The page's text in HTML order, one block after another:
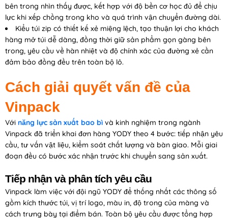
bên trong nhìn thấy được, kết hợp với độ bền cơ học đủ để chịu
lực khi xếp chồng trong kho và quá trình vận chuyển đường dài.
Kiểu túi zip có thiết kế xẻ miệng lệch, tạo thuận lợi cho khách
hàng mở túi dễ dàng, đồng thời giữ sản phẩm gọn gàng bên
trong, yêu cầu về hàn nhiệt và độ chính xác của đường xẻ cần
đảm bảo đồng đều trên toàn bộ lô.
Cách giải quyết vấn đề của
Vinpack
Với năng lực sản xuất bao bì và kinh nghiệm trong ngành
Vinpack đã triển khai đơn hàng YODY theo 4 bước: tiếp nhận yêu
cầu, tư vấn vật liệu, kiểm soát chất lượng và bàn giao. Mỗi giai
đoạn đều có bước xác nhận trước khi chuyển sang sản xuất.
Tiếp nhận và phân tích yêu cầu
Vinpack làm việc với đội ngũ YODY để thống nhất các thông số
gồm kích thước túi, vị trí logo, màu in, độ trong của màng và
cách trưng bày tại điểm bán. Toàn bộ yêu cầu được tổng hợp